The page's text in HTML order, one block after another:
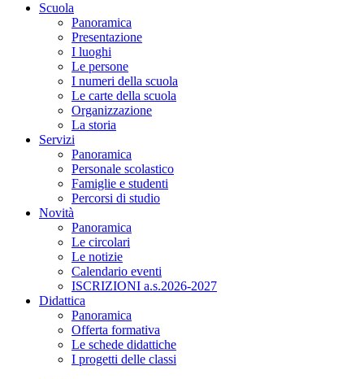
Scuola
Panoramica
Presentazione
I luoghi
Le persone
I numeri della scuola
Le carte della scuola
Organizzazione
La storia
Servizi
Panoramica
Personale scolastico
Famiglie e studenti
Percorsi di studio
Novità
Panoramica
Le circolari
Le notizie
Calendario eventi
ISCRIZIONI a.s.2026-2027
Didattica
Panoramica
Offerta formativa
Le schede didattiche
I progetti delle classi